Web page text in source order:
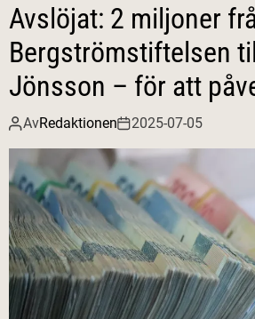
Avslöjat: 2 miljoner
Bergströmstiftelsen
Jönsson – för att
opinionen?
AvRedaktionen 2025-07-05